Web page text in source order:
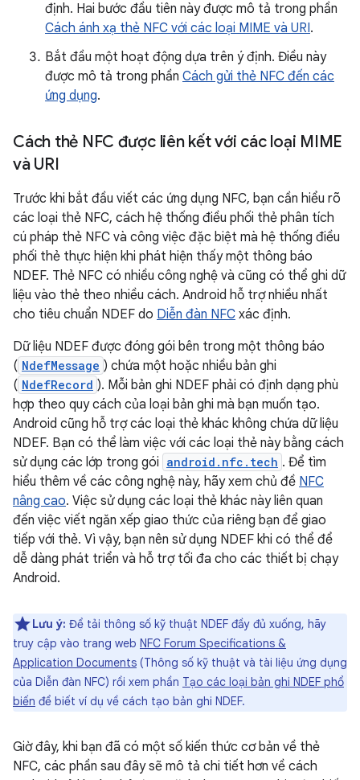
định. Hai bước đầu tiên này được mô tả trong phần
Cách ánh xạ thẻ NFC với các loại MIME và URI.
Bắt đầu một hoạt động dựa trên ý định. Điều này
được mô tả trong phần Cách gửi thẻ NFC đến các
ứng dụng.
Cách thẻ NFC được liên kết với các loại MIME
và URI
Trước khi bắt đầu viết các ứng dụng NFC, bạn cần hiểu rõ
các loại thẻ NFC, cách hệ thống điều phối thẻ phân tích
cú pháp thẻ NFC và công việc đặc biệt mà hệ thống điều
phối thẻ thực hiện khi phát hiện thấy một thông báo
NDEF. Thẻ NFC có nhiều công nghệ và cũng có thể ghi dữ
liệu vào thẻ theo nhiều cách. Android hỗ trợ nhiều nhất
cho tiêu chuẩn NDEF do Diễn đàn NFC xác định.
Dữ liệu NDEF được đóng gói bên trong một thông báo
( NdefMessage ) chứa một hoặc nhiều bản ghi
( NdefRecord ). Mỗi bản ghi NDEF phải có định dạng phù
hợp theo quy cách của loại bản ghi mà bạn muốn tạo.
Android cũng hỗ trợ các loại thẻ khác không chứa dữ liệu
NDEF. Bạn có thể làm việc với các loại thẻ này bằng cách
sử dụng các lớp trong gói android.nfc.tech . Để tìm
hiểu thêm về các công nghệ này, hãy xem chủ đề NFC
nâng cao. Việc sử dụng các loại thẻ khác này liên quan
đến việc viết ngăn xếp giao thức của riêng bạn để giao
tiếp với thẻ. Vì vậy, bạn nên sử dụng NDEF khi có thể để
dễ dàng phát triển và hỗ trợ tối đa cho các thiết bị chạy
Android.
Lưu ý: Để tải thông số kỹ thuật NDEF đầy đủ xuống, hãy
truy cập vào trang web NFC Forum Specifications &
Application Documents (Thông số kỹ thuật và tài liệu ứng dụng
của Diễn đàn NFC) rồi xem phần Tạo các loại bản ghi NDEF phổ
biến để biết ví dụ về cách tạo bản ghi NDEF.
Giờ đây, khi bạn đã có một số kiến thức cơ bản về thẻ
NFC, các phần sau đây sẽ mô tả chi tiết hơn về cách